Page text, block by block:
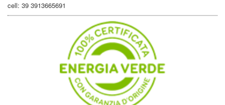
cell: 39 3913665691